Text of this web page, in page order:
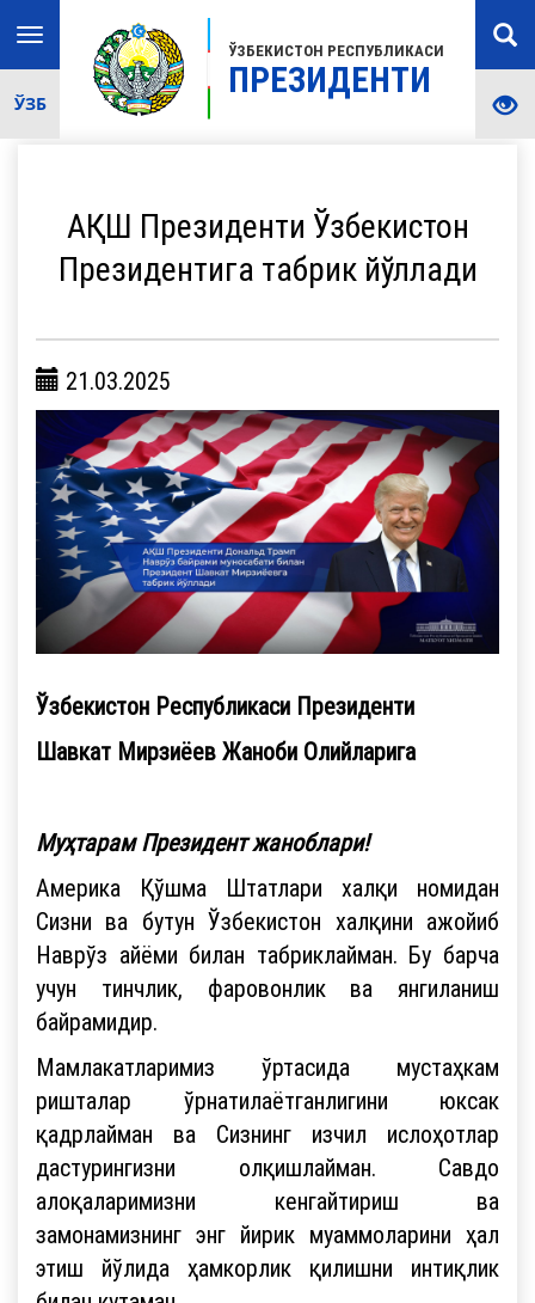
ЎЗБЕКИСТОН РЕСПУБЛИКАСИ
ПРЕЗИДЕНТИ
Toggle
navigation
ЎЗБ
АҚШ Президенти Ўзбекистон
Президентига табрик йўллади
21.03.2025
Ўзбекистон Республикаси Президенти
Шавкат Мирзиёев Жаноби Олийларига
Муҳтарам Президент жаноблари!
Америка Қўшма Штатлари халқи номидан
Сизни ва бутун Ўзбекистон халқини ажойиб
Наврўз айёми билан табриклайман. Бу барча
учун тинчлик, фаровонлик ва янгиланиш
байрамидир.
Мамлакатларимиз ўртасида мустаҳкам
ришталар ўрнатилаётганлигини юксак
қадрлайман ва Сизнинг изчил ислоҳотлар
дастурингизни олқишлайман. Савдо
алоқаларимизни кенгайтириш ва
замонамизнинг энг йирик муаммоларини ҳал
этиш йўлида ҳамкорлик қилишни интиқлик